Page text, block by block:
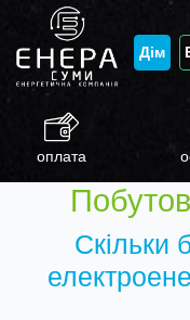
Дім
оплата
Скільки